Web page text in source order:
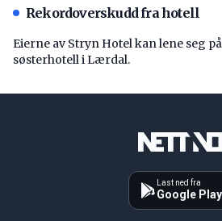
Rekordoverskudd fra hotell
Eierne av Stryn Hotel kan lene seg
søsterhotell i Lærdal.
Last ned fra
Google Play